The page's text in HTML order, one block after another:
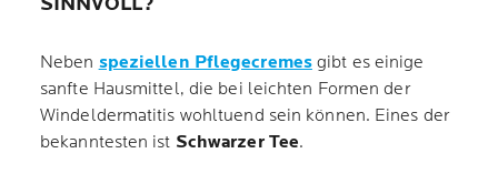
Neben speziellen Pflegecremesgibt es einige
sanfte Hausmittel, die bei leichten Formen der
Windeldermatitis wohltuend sein können. Eines der
bekanntesten ist Schwarzer Tee.